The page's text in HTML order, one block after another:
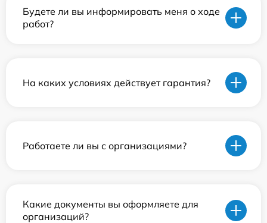
Будете ли вы информировать меня о ходе
работ?
На каких условиях действует гарантия?
Работаете ли вы с организациями?
Какие документы вы оформляете для
организаций?